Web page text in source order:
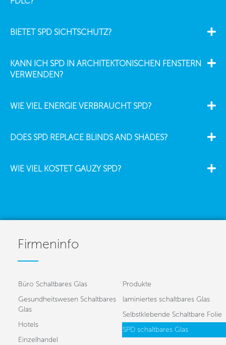
BIETET SPD SICHTSCHUTZ?
KANN ICH SPD IN ARCHITEKTONISCHEN FENSTERN
VERWENDEN?
WIE VIEL ENERGIE VERBRAUCHT SPD?
DOES SPD REPLACE BLINDS AND SHADES?
WIE VIEL KOSTET GAUZY SPD?
Firmeninfo
Büro Schaltbares Glas
Gesundheitswesen Schaltbares
Glas
Hotels
Einzelhandel
Produkte
laminiertes schaltbares Glas
Selbstklebende Schaltbare Folie
SPD schaltbares Glas